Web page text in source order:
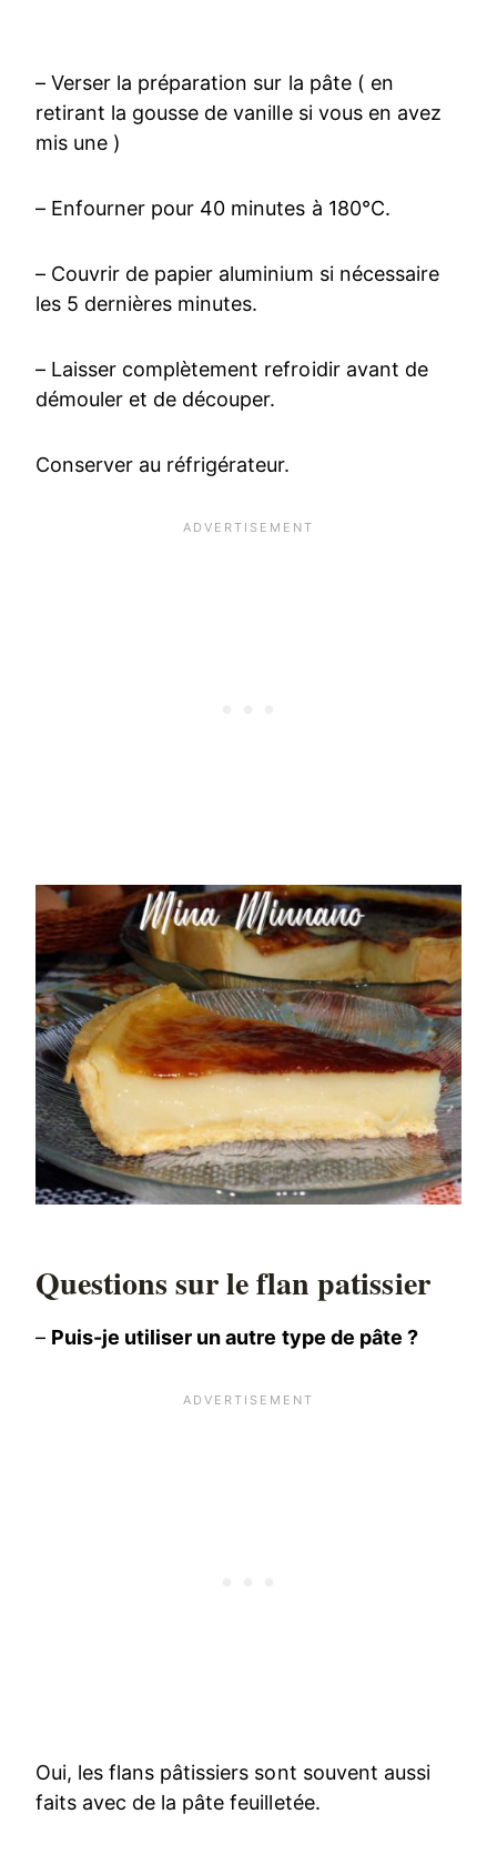
– Verser la préparation sur la pâte ( en
retirant la gousse de vanille si vous en avez
mis une )
– Enfourner pour 40 minutes à 180°C.
– Couvrir de papier aluminium si nécessaire
les 5 dernières minutes.
– Laisser complètement refroidir avant de
démouler et de découper.
Conserver au réfrigérateur.
Questions sur le flan patissier
– Puis-je utiliser un autre type de pâte ?
Oui, les flans pâtissiers sont souvent aussi
faits avec de la pâte feuilletée.